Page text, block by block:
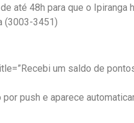
até 48h para que o
(3003-3451)
um saldo de
por push e aparece